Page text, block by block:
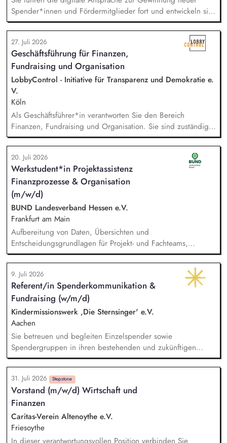
Spender*innen und Fördermitglieder fort und entwickeln sie
weiter. Sie sind verantwortlich für unsere E-Mailings und
steuern diese ganzheitlich - angefangen bei der Planung,
Zielgruppensegmentierung und Themenauswahl übers Texten
bis hin zur technischen Abwicklung und deren
kontinuierlichen Optimierung und Weiterentwicklung.
27. Juli 2026
Geschäftsführung für Finanzen,
Fundraising und Organisation
LobbyControl - Initiative für Transparenz und Demokratie e.
V.
Köln
Als Geschäftsführer*in verantworten Sie den Bereich
Finanzen, Fundraising und Organisation. Sie sind zuständig
für die Finanzplanung, das Controlling und die Organisation
des Rechnungswesens. Sie leiten das Fundraising-Team und
entwickeln eine nachhaltige Fundraising Strategie. Sie sind
verantwortlich für das Personalmanagement und die operative
Steuerung von Prozessen zur Organisationsentwicklung.
20. Juli 2026
Werkstudent*in Projektassistenz
Finanzprozesse & Organisation
(m/w/d)
BUND Landesverband Hessen e.V.
Frankfurt am Main
Aufbereitung von Daten, Übersichten und
Entscheidungsgrundlagen für Projekt- und Fachteams,
Mitarbeit an organisatorischen Konzepten, Abläufen und
Arbeitsdokumenten, Unterstützung im Projektmanagement (z.
B. Protokolle, Aufgabenverfolgung, Terminvorbereitung),
Recherchen zu organisatorischen und finanzbezogenen
Fragestellungen, Pflege und Strukturierung von Projekt- und
Organisationsdokumentationen, allgemeine unterstützende
Tätigkeiten im Bereich Finanzverwaltung und Organisation.
9. Juli 2026
Referent/in Spenderkommunikation &
Fundraising (w/m/d)
Kindermissionswerk ,Die Sternsinger' e.V.
Aachen
Sie betreuen und begleiten Einzelspender sowie
Spendergruppen in ihren bestehenden und zukünftigen
Projektpartnerschaften (Kooperationsprojekte zwischen
deutschen Spendergruppen und internationalen
Entwicklungshilfeprojekten) und fördern den Aufbau
langfristiger, vertrauensvoller Beziehungen.
Spenderbetreuung - Kommunikation und Abstimmung zu
Projekten, Budgets und Spendenaufkommen; Identifikation
geeigneter Projekte, deeskalierende Kommunikation bei
Problemen mit Projekten in enger Abstimmung mit dem
31. Juli 2026 Stepstone
Vorstand (m/w/d) Wirtschaft und
Finanzen
Caritas-Verein Altenoythe e.V.
Friesoythe